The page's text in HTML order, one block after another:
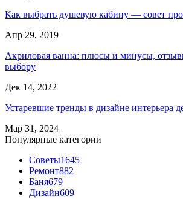
Как выбрать душевую кабину — совет
Апр 29, 2019
Акриловая ванна: плюсы и минусы,
выбору
Дек 14, 2022
Устаревшие тренды в дизайне интерьера
Мар 31, 2024
Популярные категории
Советы1645
Ремонт882
Баня679
Дизайн609